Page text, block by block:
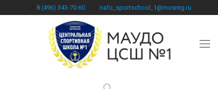
8 (496) 343-70-60 nafo_sportschool_1@mosreg.ru